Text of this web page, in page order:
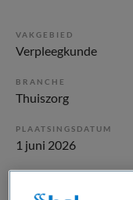
VAKGEBIED
Verpleegkunde
BRANCHE
Thuiszorg
PLAATSINGSDATUM
1 juni 2026
Starter